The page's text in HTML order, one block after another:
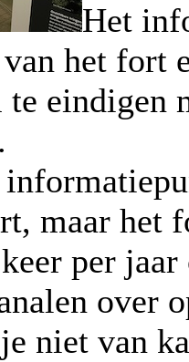
Het
het fort
eindigen
maar het
per
over
niet van